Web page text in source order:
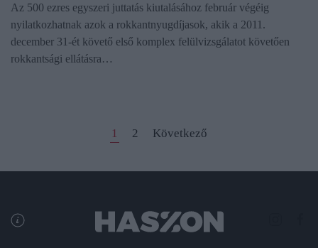
Az 500 ezres egyszeri juttatás kiutalásához február végéig
nyilatkozhatnak azok a rokkantnyugdíjasok, akik a 2011.
december 31-ét követő első komplex felülvizsgálatot követően
rokkantsági ellátásra…
1 2 Következő